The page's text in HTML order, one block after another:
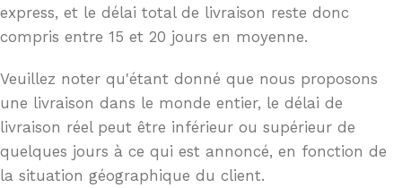
express, et le délai total de livraison reste donc
compris entre 15 et 20 jours en moyenne.
Veuillez noter qu'étant donné que nous proposons
une livraison dans le monde entier, le délai de
livraison réel peut être inférieur ou supérieur de
quelques jours à ce qui est annoncé, en fonction de
la situation géographique du client.